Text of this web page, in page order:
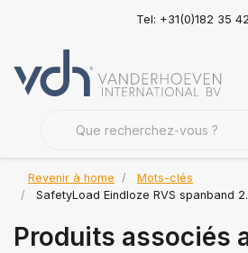
Tel: +31(0)182 35
Revenir à home
Mots-clés
SafetyLoad Eindloze RVS spanband
Produits associés